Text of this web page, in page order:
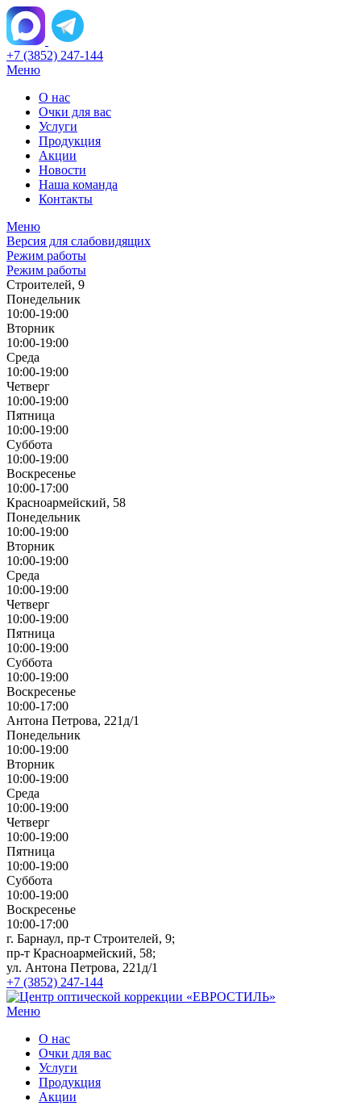
+7 (3852) 247-144
Меню
О нас
Очки для вас
Услуги
Продукция
Акции
Новости
Наша команда
Контакты
Меню
Версия для слабовидящих
Режим работы
Режим работы
Строителей, 9
Понедельник
10:00-19:00
Вторник
10:00-19:00
Среда
10:00-19:00
Четверг
10:00-19:00
Пятница
10:00-19:00
Суббота
10:00-19:00
Воскресенье
10:00-17:00
Красноармейский, 58
Понедельник
10:00-19:00
Вторник
10:00-19:00
Среда
10:00-19:00
Четверг
10:00-19:00
Пятница
10:00-19:00
Суббота
10:00-19:00
Воскресенье
10:00-17:00
Антона Петрова, 221д/1
Понедельник
10:00-19:00
Вторник
10:00-19:00
Среда
10:00-19:00
Четверг
10:00-19:00
Пятница
10:00-19:00
Суббота
10:00-19:00
Воскресенье
10:00-17:00
г. Барнаул, пр-т Строителей, 9;
пр-т Красноармейский, 58;
ул. Антона Петрова, 221д/1
+7 (3852) 247-144
Меню
О нас
Очки для вас
Услуги
Продукция
Акции